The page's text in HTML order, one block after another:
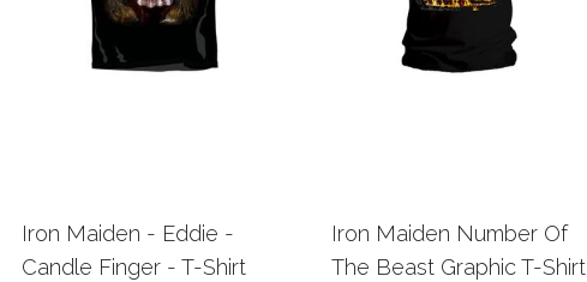
Iron Maiden - Eddie -
Candle Finger - T-Shirt
Iron Maiden Number Of
The Beast Graphic T-Shirt